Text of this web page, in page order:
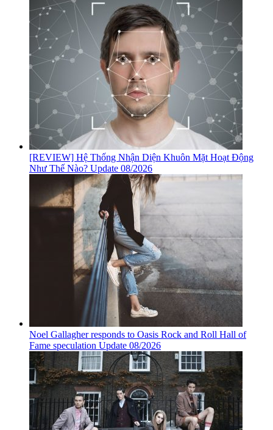
[REVIEW] Hệ Thống Nhận Diện Khuôn Mặt Hoạt Động
Như Thế Nào? Update 08/2026
Noel Gallagher responds to Oasis Rock and Roll Hall of
Fame speculation Update 08/2026